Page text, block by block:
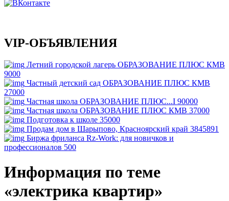
VIP-ОБЪЯВЛЕНИЯ
Летний городской лагерь ОБРАЗОВАНИЕ ПЛЮС КМВ
9000
Частный детский сад ОБРАЗОВАНИЕ ПЛЮС КМВ
27000
Частная школа ОБРАЗОВАНИЕ ПЛЮС...I 90000
Частная школа ОБРАЗОВАНИЕ ПЛЮС КМВ 37000
Подготовка к школе 35000
Продам дом в Шарыпово, Красноярский край 3845891
Биржа фриланса Rz-Work: для новичков и
профессионалов 500
Информация по теме
«электрика квартир»